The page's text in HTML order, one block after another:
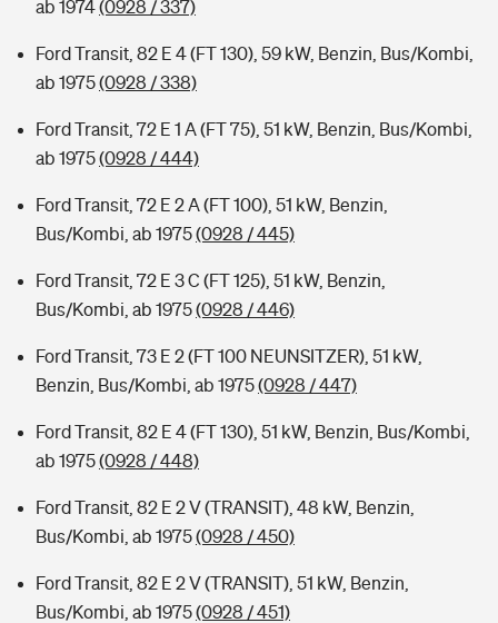
ab 1974(0928 / 337)
Ford Transit, 82 E 4 (FT 130), 59 kW, Benzin, Bus/Kombi,
ab 1975(0928 / 338)
Ford Transit, 72 E 1 A (FT 75), 51 kW, Benzin, Bus/Kombi,
ab 1975(0928 / 444)
Ford Transit, 72 E 2 A (FT 100), 51 kW, Benzin,
Bus/Kombi, ab 1975(0928 / 445)
Ford Transit, 72 E 3 C (FT 125), 51 kW, Benzin,
Bus/Kombi, ab 1975(0928 / 446)
Ford Transit, 73 E 2 (FT 100 NEUNSITZER), 51 kW,
Benzin, Bus/Kombi, ab 1975(0928 / 447)
Ford Transit, 82 E 4 (FT 130), 51 kW, Benzin, Bus/Kombi,
ab 1975(0928 / 448)
Ford Transit, 82 E 2 V (TRANSIT), 48 kW, Benzin,
Bus/Kombi, ab 1975(0928 / 450)
Ford Transit, 82 E 2 V (TRANSIT), 51 kW, Benzin,
Bus/Kombi, ab 1975(0928 / 451)